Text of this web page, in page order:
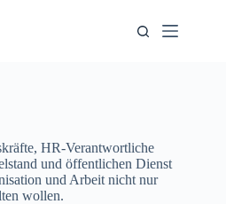
HR-Verantwortliche
und öffentlichen Dienst
und Arbeit nicht nur
wollen.